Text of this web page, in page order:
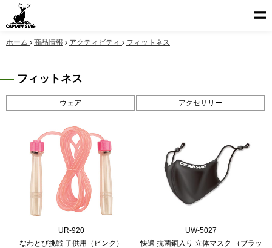
ホーム 商品情報 アクティビティ フィットネス
フィットネス
ウェア アクセサリー
UR-920
なわとび挑戦 子供用（ピンク）
UW-5027
快適 抗菌銅入り 立体マスク （ブラッ